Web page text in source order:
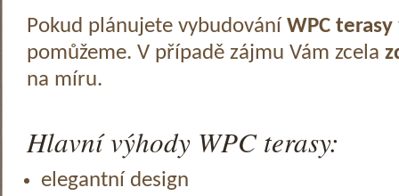
Pokud plánujete vybudování WPC terasy
pomůžeme. V případě zájmu Vám zcela
na míru.
Hlavní výhody WPC terasy:
elegantní design